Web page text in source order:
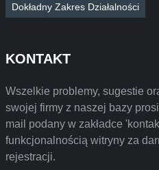
Dokładny Zakres Działalności
KONTAKT
Wszelkie problemy, sugestie
swojej firmy z naszej bazy
mail podany w zakładce
funkcjonalnością witryny za
rejestracji.